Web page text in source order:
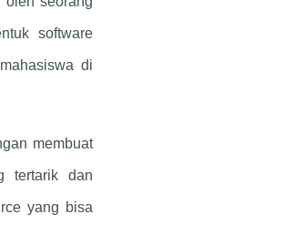
software
di
membuat
tertarik dan
yang bisa